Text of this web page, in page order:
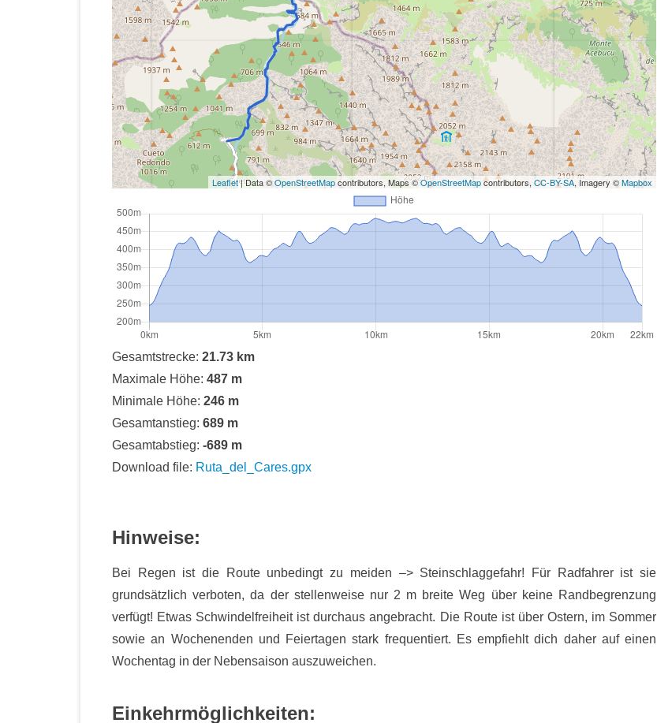
Leaflet| Data ©OpenStreetMapcontributors, Maps ©OpenStreetMapcontributors, CC-BY-SA, Imagery ©Mapbox
Gesamtstrecke: 21.73 km
Maximale Höhe: 487 m
Minimale Höhe: 246 m
Gesamtanstieg: 689 m
Gesamtabstieg: -689 m
Download file: Ruta_del_Cares.gpx
Hinweise:
Bei Regen ist die Route unbedingt zu meiden –> Steinschlaggefahr! Für Radfahrer ist sie
grundsätzlich verboten, da der stellenweise nur 2 m breite Weg über keine Randbegrenzung
verfügt! Etwas Schwindelfreiheit ist durchaus angebracht. Die Route ist über Ostern, im Sommer
sowie an Wochenenden und Feiertagen stark frequentiert. Es empfiehlt dich daher auf einen
Wochentag in der Nebensaison auszuweichen.
Einkehrmöglichkeiten: